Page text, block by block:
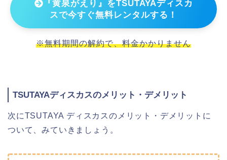
『黄泉がえり』をTSUTAYAディスカ
スで今すぐ無料レンタルする！
※無料期間の解約で、料金かかりません
TSUTAYAディスカスのメリット・デメリット
次にTSUTAYA ディスカスのメリット・デメリットに
ついて、みていきましょう。